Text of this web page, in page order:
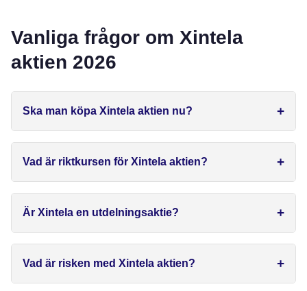
Vanliga frågor om Xintela
aktien 2026
Ska man köpa Xintela aktien nu?
Vad är riktkursen för Xintela aktien?
Är Xintela en utdelningsaktie?
Vad är risken med Xintela aktien?